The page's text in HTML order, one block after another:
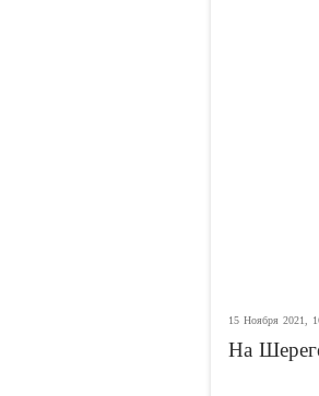
15 Ноября 2021,
На